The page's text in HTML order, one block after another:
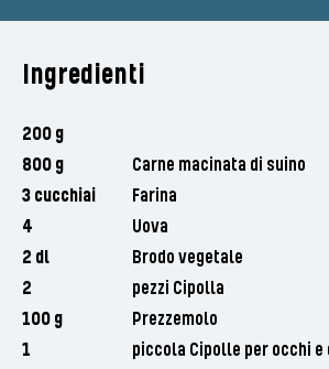
Ingredienti
200 g
800 g
Carne macinata di suino
3 cucchiai
Farina
4
Uova
2 dl
Brodo vegetale
2
pezzi Cipolla
100 g
Prezzemolo
1
piccola Cipolle per occhi e